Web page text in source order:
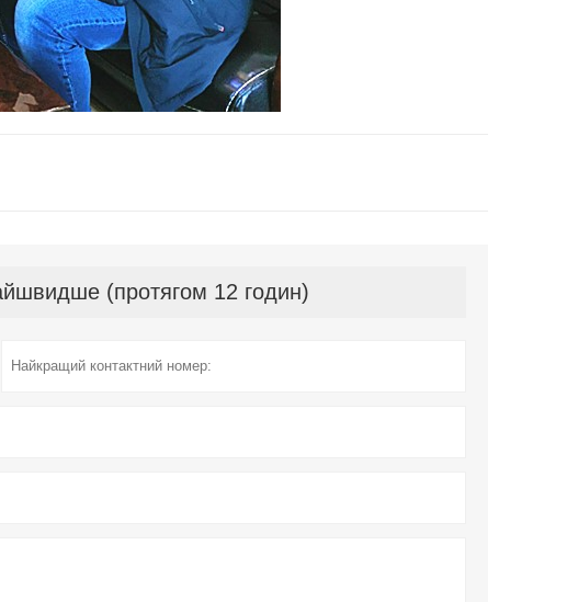
(протягом 12 годин)